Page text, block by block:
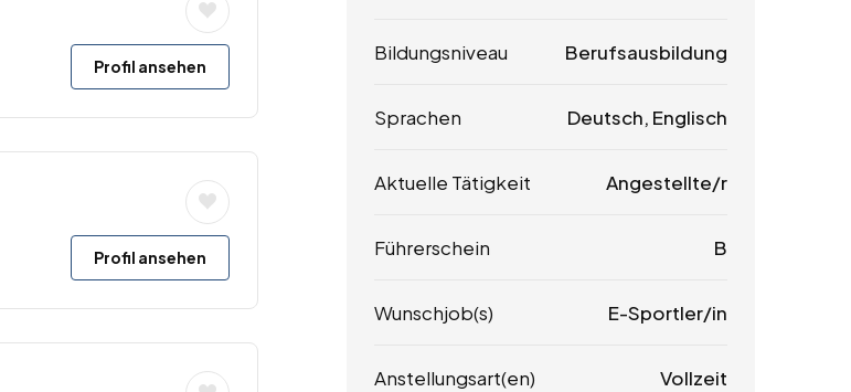
Profil ansehen
Profil ansehen
Bildungsniveau Berufsausbildung
Sprachen Deutsch, Englisch
Aktuelle Tätigkeit Angestellte/r
Führerschein B
Wunschjob(s) E-Sportler/in
Anstellungsart(en) Vollzeit